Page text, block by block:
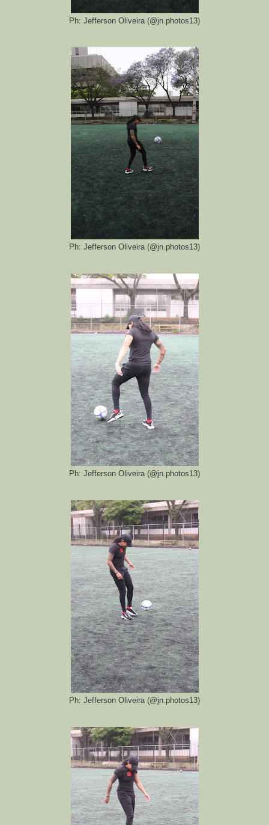
Ph: Jefferson Oliveira (@jn.photos13)
Ph: Jefferson Oliveira (@jn.photos13)
Ph: Jefferson Oliveira (@jn.photos13)
Ph: Jefferson Oliveira (@jn.photos13)